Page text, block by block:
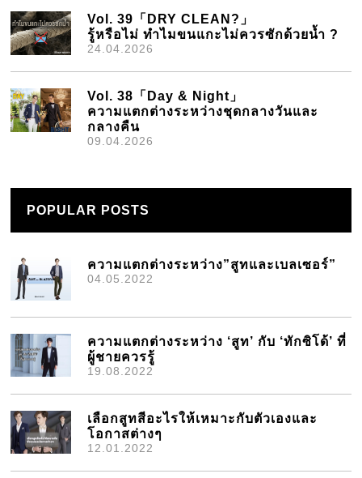
Vol. 39「DRY CLEAN?」
รู้หรือไม่ ทำไมขนแกะไม่ควรซักด้วยน้ำ ?
24.04.2026
Vol. 38「Day & Night」
ความแตกต่างระหว่างชุดกลางวันและ
กลางคืน
09.04.2026
POPULAR POSTS
ความแตกต่างระหว่าง”สูทและเบลเซอร์”
04.05.2022
ความแตกต่างระหว่าง ‘สูท’ กับ ‘ทักซิโด้’ ที่
ผู้ชายควรรู้
19.08.2022
เลือกสูทสีอะไรให้เหมาะกับตัวเองและ
โอกาสต่างๆ
12.01.2022